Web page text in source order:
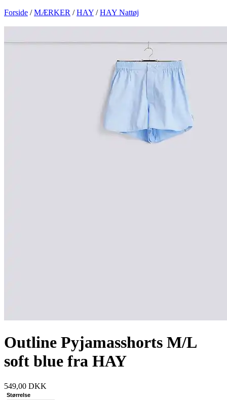
Forside /MÆRKER /HAY /HAY Nattøj
Outline Pyjamasshorts M/L
soft blue fra HAY
549,00 DKK
Størrelse